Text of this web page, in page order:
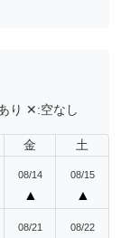
り ✕:空なし
金 土
08/14
▲
08/15
▲
08/21 08/22